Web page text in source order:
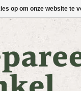
op om onze website te